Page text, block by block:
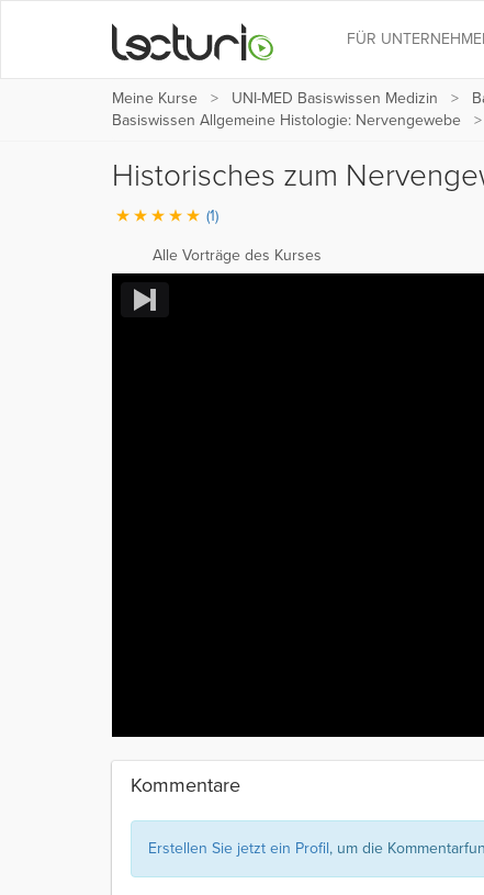
FÜR
Meine Kurse UNI-MED Basiswissen Medizin
Basiswissen Allgemeine Histologie: Nervengewebe
Historisches zum
(1)
Alle Vorträge des Kurses
Kommentare
Erstellen Sie jetzt ein Profil, um die